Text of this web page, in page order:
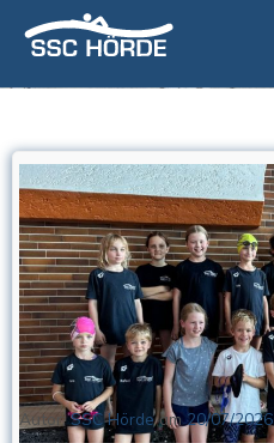
Autor: SSC Hörde am 20/07/2026